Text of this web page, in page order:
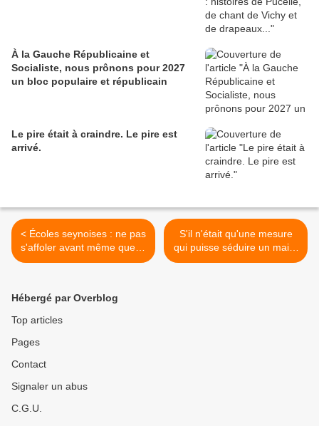
À la Gauche Républicaine et
Socialiste, nous prônons pour 2027
un bloc populaire et républicain
Le pire était à craindre. Le pire est
arrivé.
< Écoles seynoises : ne pas
s'affoler avant même que la
concertation n'ait débuté !
S'il n'était qu'une mesure
qui puisse séduire un maire
dans le projet de Benoît
Hébergé par Overblog
Top articles
Pages
Contact
Signaler un abus
C.G.U.